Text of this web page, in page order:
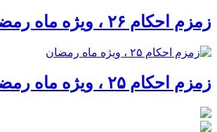
زمزم احکام ۲۶ ، ویژه ماه رمضان
زمزم احکام ۲۵ ، ویژه ماه رمضان